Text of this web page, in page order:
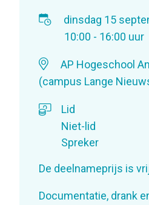
dinsdag 15
10:00 - 16:00 uur
AP Hogeschool
(campus Lange
Lid
Niet-lid
Spreker
De deelnameprijs is
Documentatie, drank